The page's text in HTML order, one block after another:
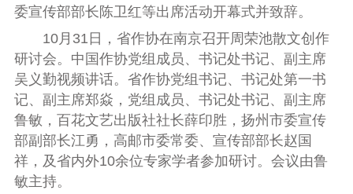
委宣传部部长陈卫红等出席活动开幕式并致辞。
10月31日，省作协在南京召开周荣池散文创作
研讨会。中国作协党组成员、书记处书记、副主席
吴义勤视频讲话。省作协党组书记、书记处第一书
记、副主席郑焱，党组成员、书记处书记、副主席
鲁敏，百花文艺出版社社长薛印胜，扬州市委宣传
部副部长江勇，高邮市委常委、宣传部部长赵国
祥，及省内外10余位专家学者参加研讨。会议由鲁
敏主持。